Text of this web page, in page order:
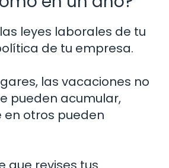
leyes laborales de tu
de tu empresa.
las vacaciones no
pueden acumular,
en otros pueden